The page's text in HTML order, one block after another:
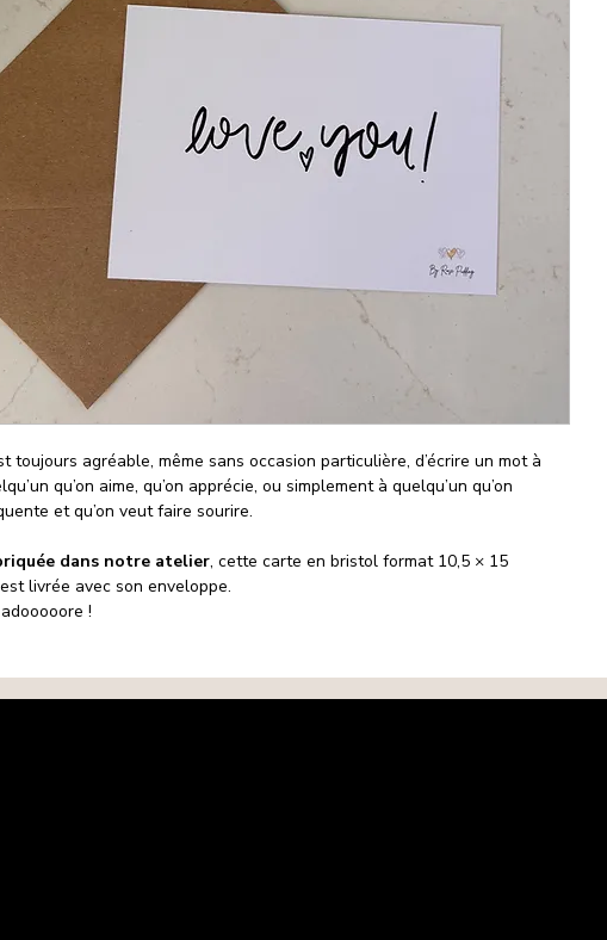
toujours agréable, même sans occasion particulière, d’écrire un mot à
qu’on aime, qu’on apprécie, ou simplement à quelqu’un qu’on
et qu’on veut faire sourire.
dans notre atelier, cette carte en bristol format 10,5 × 15
livrée avec son enveloppe.
!